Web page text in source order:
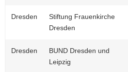
Dresden
Stiftung Frauenkirche
Dresden
Dresden
BUND Dresden und
Leipzig